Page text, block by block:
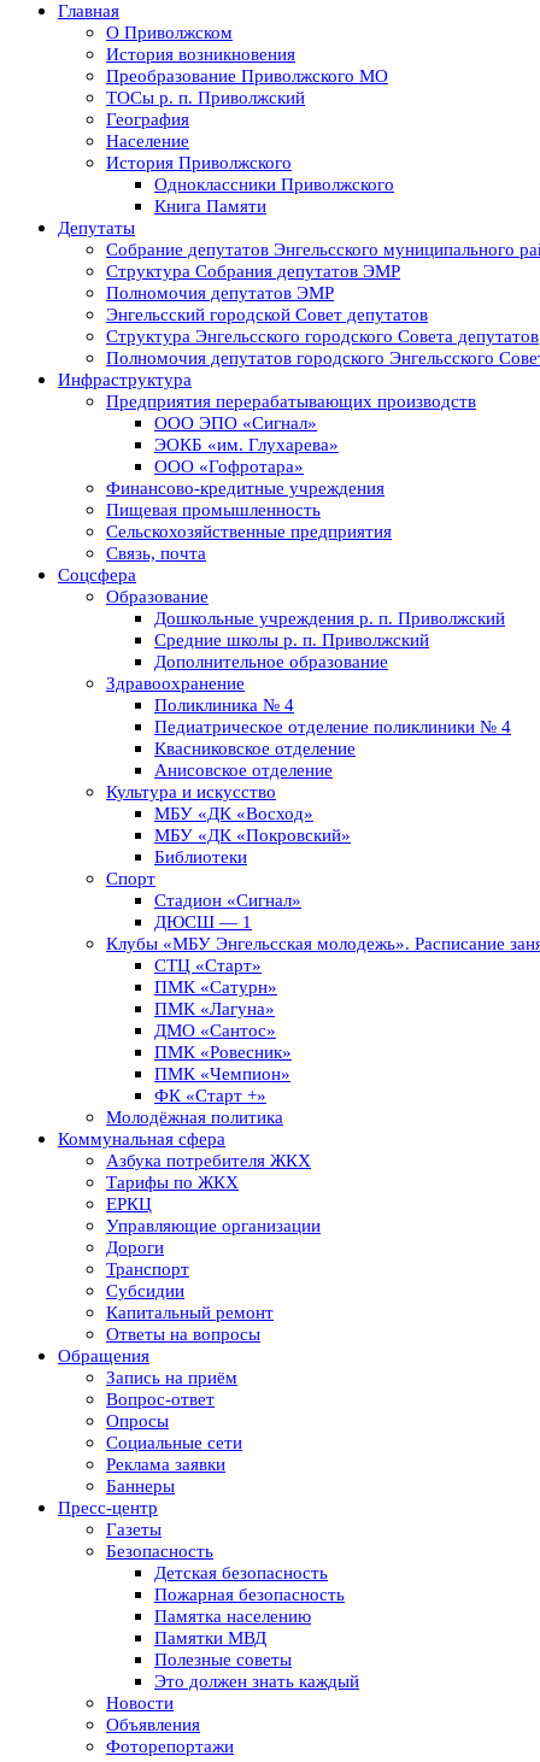
Главная
О Приволжском
История возникновения
Преобразование Приволжского МО
ТОСы р. п. Приволжский
География
Население
История Приволжского
Одноклассники Приволжского
Книга Памяти
Депутаты
Собрание депутатов Энгельсского муниципального
Структура Собрания депутатов ЭМР
Полномочия депутатов ЭМР
Энгельсский городской Совет депутатов
Структура Энгельсского городского Совета депутатов
Полномочия депутатов городского Энгельсского
Инфраструктура
Предприятия перерабатывающих производств
ООО ЭПО «Сигнал»
ЭОКБ «им. Глухарева»
ООО «Гофротара»
Финансово-кредитные учреждения
Пищевая промышленность
Сельскохозяйственные предприятия
Связь, почта
Соцсфера
Образование
Дошкольные учреждения р. п. Приволжский
Средние школы р. п. Приволжский
Дополнительное образование
Здравоохранение
Поликлиника № 4
Педиатрическое отделение поликлиники № 4
Квасниковское отделение
Анисовское отделение
Культура и искусство
МБУ «ДК «Восход»
МБУ «ДК «Покровский»
Библиотеки
Спорт
Стадион «Сигнал»
ДЮСШ — 1
Клубы «МБУ Энгельсская молодежь». Расписание
СТЦ «Старт»
ПМК «Сатурн»
ПМК «Лагуна»
ДМО «Сантос»
ПМК «Ровесник»
ПМК «Чемпион»
ФК «Старт +»
Молодёжная политика
Коммунальная сфера
Азбука потребителя ЖКХ
Тарифы по ЖКХ
ЕРКЦ
Управляющие организации
Дороги
Транспорт
Субсидии
Капитальный ремонт
Ответы на вопросы
Обращения
Запись на приём
Вопрос-ответ
Опросы
Социальные сети
Реклама заявки
Баннеры
Пресс-центр
Газеты
Безопасность
Детская безопасность
Пожарная безопасность
Памятка населению
Памятки МВД
Полезные советы
Это должен знать каждый
Новости
Объявления
Фоторепортажи